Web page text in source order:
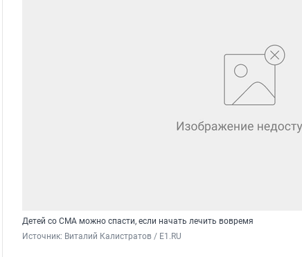
Детей со СМА можно спасти, если начать лечить вовремя
Источник: Виталий Калистратов / E1.RU